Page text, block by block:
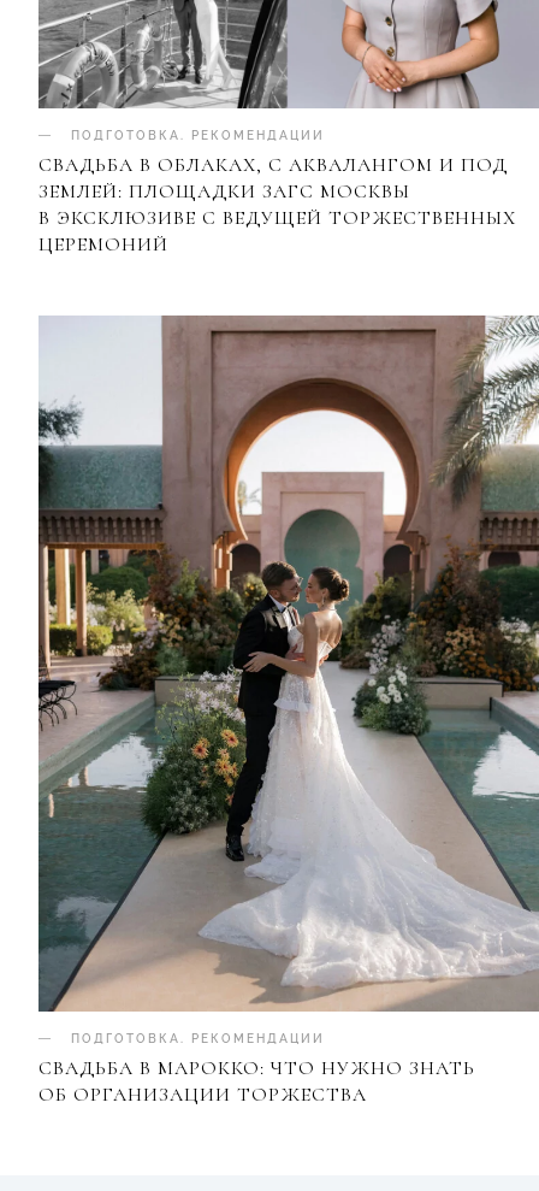
ПОДГОТОВКА РЕКОМЕНДАЦИИ
СВАДЬБА В ОБЛАКАХ, С АКВАЛАНГОМ И ПОД
ЗЕМЛЕЙ: ПЛОЩАДКИ ЗАГС МОСКВЫ
В ЭКСКЛЮЗИВЕ С ВЕДУЩЕЙ ТОРЖЕСТВЕННЫХ
ЦЕРЕМОНИЙ
ПОДГОТОВКА. РЕКОМЕНДАЦИИ
СВАДЬБА В МАРОККО: ЧТО НУЖНО ЗНАТЬ
ОБ ОРГАНИЗАЦИИ ТОРЖЕСТВА